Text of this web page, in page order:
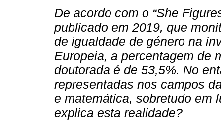
De acordo com o “She
publicado em 2019, que
de igualdade de género na
Europeia, a percentagem de
doutorada é de 53,5%. No
representadas nos campos
e matemática, sobretudo em
explica esta realidade?